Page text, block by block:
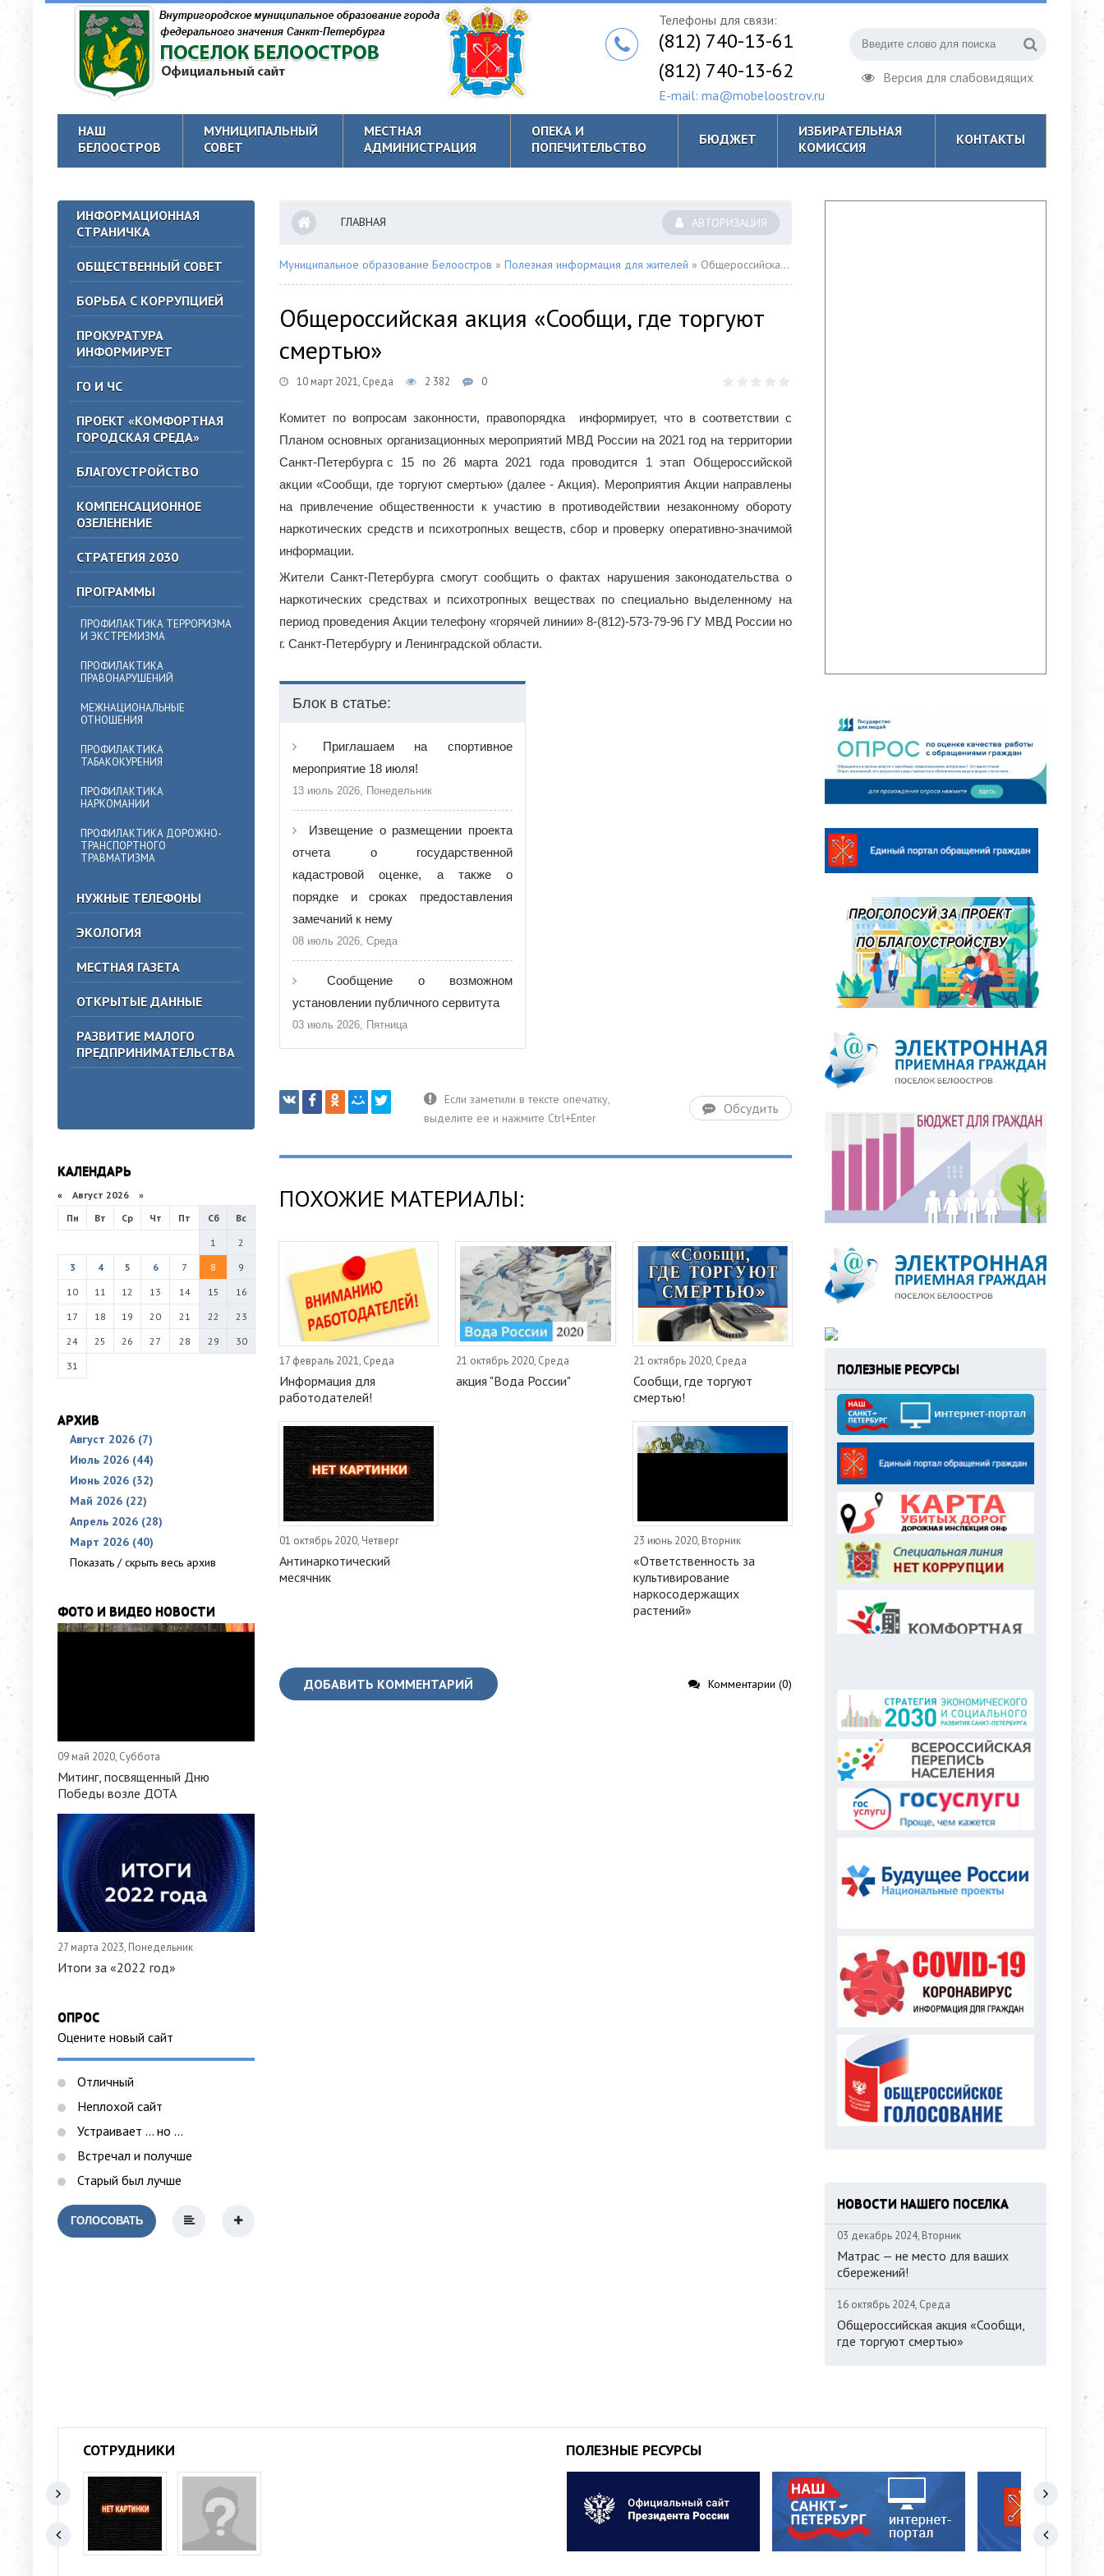
Версия для слабовидящих
Телефоны для связи:
(812) 740-13-61
(812) 740-13-62
E-mail: ma@mobeloostrov.ru
НАШ
БЕЛООСТРОВ
МУНИЦИПАЛЬНЫЙ
СОВЕТ
МЕСТНАЯ
АДМИНИСТРАЦИЯ
ОПЕКА И
ПОПЕЧИТЕЛЬСТВО
БЮДЖЕТ
ИЗБИРАТЕЛЬНАЯ
КОМИССИЯ
КОНТАКТЫ
ИНФОРМАЦИОННАЯ
СТРАНИЧКА
ОБЩЕСТВЕННЫЙ СОВЕТ
БОРЬБА С КОРРУПЦИЕЙ
ПРОКУРАТУРА
ИНФОРМИРУЕТ
ГО И ЧС
ПРОЕКТ «КОМФОРТНАЯ
ГОРОДСКАЯ СРЕДА»
БЛАГОУСТРОЙСТВО
КОМПЕНСАЦИОННОЕ
ОЗЕЛЕНЕНИЕ
СТРАТЕГИЯ 2030
ПРОГРАММЫ
ПРОФИЛАКТИКА ТЕРРОРИЗМА
И ЭКСТРЕМИЗМА
ПРОФИЛАКТИКА
ПРАВОНАРУШЕНИЙ
МЕЖНАЦИОНАЛЬНЫЕ
ОТНОШЕНИЯ
ПРОФИЛАКТИКА
ТАБАКОКУРЕНИЯ
ПРОФИЛАКТИКА
НАРКОМАНИИ
ПРОФИЛАКТИКА ДОРОЖНО-
ТРАНСПОРТНОГО
ТРАВМАТИЗМА
НУЖНЫЕ ТЕЛЕФОНЫ
ЭКОЛОГИЯ
МЕСТНАЯ ГАЗЕТА
ОТКРЫТЫЕ ДАННЫЕ
РАЗВИТИЕ МАЛОГО
ПРЕДПРИНИМАТЕЛЬСТВА
КАЛЕНДАРЬ
« Август 2026 »
Пн
Вт Ср Чт Пт Сб
Вс
1
2
3
4 5 6 7 8
9
10
11 12 13 14 15
16
17
18 19 20 21 22
23
24
25 26 27 28 29
30
31
АРХИВ
Август 2026 (7)
Июль 2026 (44)
Июнь 2026 (32)
Май 2026 (22)
Апрель 2026 (28)
Март 2026 (40)
Показать / скрыть весь архив
ФОТО И ВИДЕО НОВОСТИ
09 май 2020, Суббота
Митинг, посвященный Дню
Победы возле ДОТА
27 марта 2023, Понедельник
Итоги за «2022 год»
ОПРОС
Оцените новый сайт
Отличный
Неплохой сайт
Устраивает ... но ...
Встречал и получше
Старый был лучше
ГОЛОСОВАТЬ
ГЛАВНАЯ АВТОРИЗАЦИЯ
Муниципальное образование Белоостров » Полезная информация для жителей » Общероссийская акция «Сообщи, где торгуют смертью»
Общероссийская акция «Сообщи, где торгуют
смертью»
10 март 2021, Среда 2 382 0
Комитет по вопросам законности, правопорядка информирует, что в соответствии с
Планом основных организационных мероприятий МВД России на 2021 год на территории
Санкт-Петербурга с 15 по 26 марта 2021 года проводится 1 этап Общероссийской
акции «Сообщи, где торгуют смертью» (далее - Акция). Мероприятия Акции направлены
на привлечение общественности к участию в противодействии незаконному обороту
наркотических средств и психотропных веществ, сбор и проверку оперативно-значимой
информации.
Жители Санкт-Петербурга смогут сообщить о фактах нарушения законодательства о
наркотических средствах и психотропных веществах по специально выделенному на
период проведения Акции телефону «горячей линии» 8-(812)-573-79-96 ГУ МВД России но
г. Санкт-Петербургу и Ленинградской области.
Блок в статье:
Приглашаем на спортивное
мероприятие 18 июля!
13 июль 2026, Понедельник
Извещение о размещении проекта
отчета о государственной
кадастровой оценке, а также о
порядке и сроках предоставления
замечаний к нему
08 июль 2026, Среда
Сообщение о возможном
установлении публичного сервитута
03 июль 2026, Пятница
Обсудить
ПОХОЖИЕ МАТЕРИАЛЫ:
17 февраль 2021, Среда
Информация для
работодателей!
21 октябрь 2020, Среда
акция "Вода России"
21 октябрь 2020, Среда
Сообщи, где торгуют
смертью!
01 октябрь 2020, Четверг
Антинаркотический
месячник
23 июнь 2020, Вторник
«Ответственность за
культивирование
наркосодержащих
растений»
ДОБАВИТЬ КОММЕНТАРИЙ Комментарии (0)
ПОЛЕЗНЫЕ РЕСУРСЫ
НОВОСТИ НАШЕГО ПОСЕЛКА
03 декабрь 2024, Вторник
Матрас — не место для ваших
сбережений!
16 октябрь 2024, Среда
Общероссийская акция «Сообщи,
где торгуют смертью»
СОТРУДНИКИ ПОЛЕЗНЫЕ РЕСУРСЫ